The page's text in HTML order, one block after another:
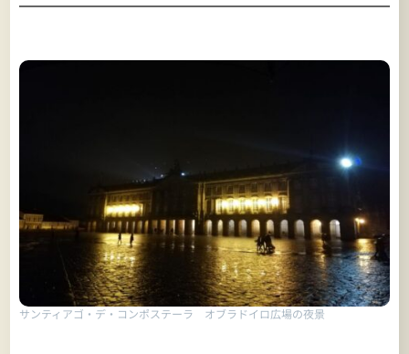
サンティアゴ・デ・コンポステーラ オブラドイロ広場の夜景